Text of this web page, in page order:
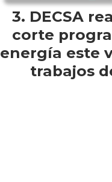
DECSA
corte
energía este
trabajos